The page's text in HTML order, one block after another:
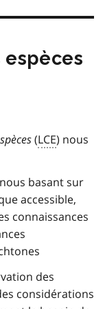
espèces
(LCE) nous
basant sur
accessible,
connaissances
des
considérations